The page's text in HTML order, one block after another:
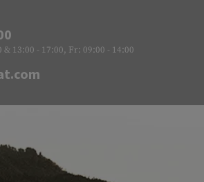
& 13:00 - 17:00, Fr: 09:00 - 14:00